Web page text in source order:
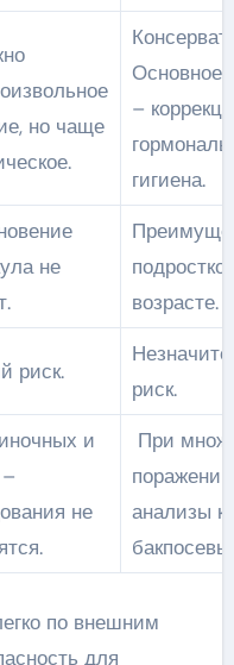
но чаще
Основное
–
гигиена.
не
возрасте.
риск.
риск.
и
не
При
анализы
бакпосевы.
по внешним
для